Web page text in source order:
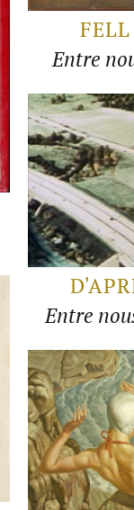
Entre
Entre